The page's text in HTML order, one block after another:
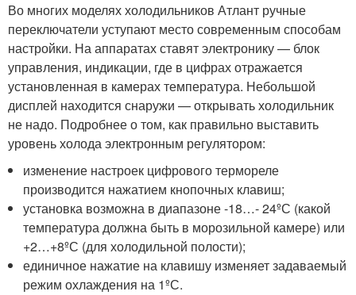
Во многих моделях холодильников Атлант ручные
переключатели уступают место современным способам
настройки. На аппаратах ставят электронику — блок
управления, индикации, где в цифрах отражается
установленная в камерах температура. Небольшой
дисплей находится снаружи — открывать холодильник
не надо. Подробнее о том, как правильно выставить
уровень холода электронным регулятором:
изменение настроек цифрового термореле
производится нажатием кнопочных клавиш;
установка возможна в диапазоне -18…- 24ºС (какой
температура должна быть в морозильной камере) или
+2…+8ºС (для холодильной полости);
единичное нажатие на клавишу изменяет задаваемый
режим охлаждения на 1ºС.